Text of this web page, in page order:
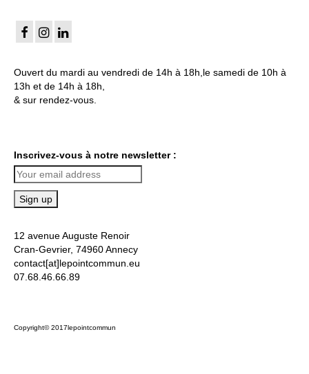
Ouvert du mardi au vendredi de 14h à 18h,le samedi de 10h à
13h et de 14h à 18h,
& sur rendez-vous.
Inscrivez-vous à notre newsletter :
12 avenue Auguste Renoir
Cran-Gevrier, 74960 Annecy
contact[at]lepointcommun.eu
07.68.46.66.89
Copyright© 2017lepointcommun